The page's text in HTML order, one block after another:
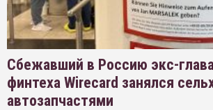
Сбежавший в Россию экс-
финтеха Wirecard занялся
автозапчастями